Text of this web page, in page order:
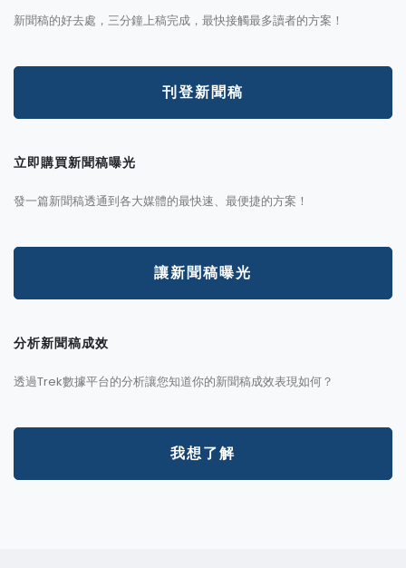
新聞稿的好去處，三分鐘上稿完成，最快接觸最多讀者的方案！
刊登新聞稿
立即購買新聞稿曝光
發一篇新聞稿透通到各大媒體的最快速、最便捷的方案！
讓新聞稿曝光
分析新聞稿成效
透過Trek數據平台的分析讓您知道你的新聞稿成效表現如何？
我想了解